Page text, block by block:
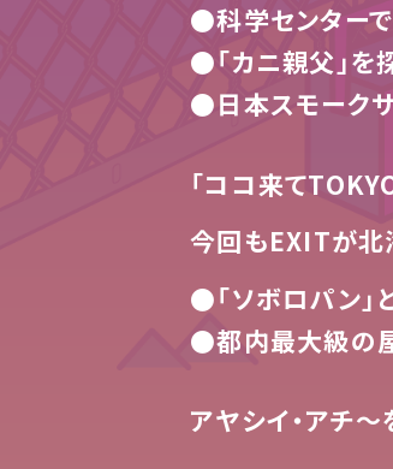
●科学センター
●「カニ親父」を
●日本スモーク
「ココ来て
今回もEXITが北
●「ソボロパン」
●都内最大級の
アヤシイ・アチ